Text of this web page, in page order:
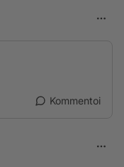
Kommentoi